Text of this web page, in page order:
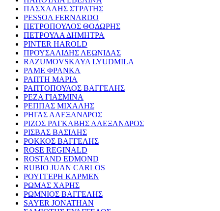
ΠΑΣΧΑΛΗΣ ΣΤΡΑΤΗΣ
PESSOA FERNARDO
ΠΕΤΡΟΠΟΥΛΟΣ ΘΟΔΩΡΗΣ
ΠΕΤΡΟΥΛΑ ΔΗΜΗΤΡΑ
PINTER HAROLD
ΠΡΟΥΣΑΛΙΔΗΣ ΛΕΩΝΙΔΑΣ
RAZUMOVSKAYA LYUDMILA
ΡΑΜΕ ΦΡΑΝΚΑ
ΡΑΠΤΗ ΜΑΡΙΑ
ΡΑΠΤΟΠΟΥΛΟΣ ΒΑΓΓΕΛΗΣ
ΡΕΖΑ ΓΙΑΣΜΙΝΑ
ΡΕΠΠΑΣ ΜΙΧΑΛΗΣ
ΡΗΓΑΣ ΑΛΕΞΑΝΔΡΟΣ
ΡΙΖΟΣ ΡΑΓΚΑΒΗΣ ΑΛΕΞΑΝΔΡΟΣ
ΡΙΣΒΑΣ ΒΑΣΙΛΗΣ
ΡΟΚΚΟΣ ΒΑΓΓΕΛΗΣ
ROSE REGINALD
ROSTAND EDMOND
RUBIO JUAN CARLOS
ΡΟΥΓΓΕΡΗ ΚΑΡΜΕΝ
ΡΩΜΑΣ ΧΑΡΗΣ
ΡΩΜΝΙΟΣ ΒΑΓΓΕΛΗΣ
SAYER JONATHAN